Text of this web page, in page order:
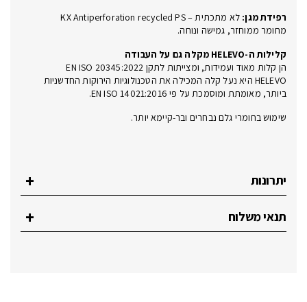
רפידת מגן:
לא מתכתית – KX Antiperforation recycled PS
מחומר ממוחזר, גמישה ונוחה.
קלילות ה-HELEVO מקלה גם על העבודה
הן קלות מאוד ועמידות, ומצייתות לתקן EN ISO 20345:2022
HELEVO היא נעל קלה המכילה את הטכנולוגיות הירוקות החדשניות
ביותר, מאומתת ומוסמכת על פי EN ISO 14021:2016.
שימוש בחומרי גלם נבחרים ובר-קיימא יותר.
יתרונות
תנאי משלוח